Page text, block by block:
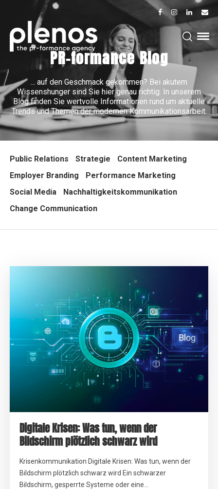
PR-formance Blog
... auf den Geschmack gekommen? Bei akutem
Wissenshunger sind Sie hier genau richtig: In unserem
Blog finden Sie wertvolle Informationen rund um aktuelle
Trends und Themen der modernen Kommunikationsarbeit.
Public Relations Strategie
Content Marketing
Employer Branding
Performance Marketing
Social Media
Nachhaltigkeitskommunikation
Change Communication
Digitale Krisen: Was tun, wenn der
Bildschirm plötzlich schwarz wird
Krisenkommunikation Digitale Krisen: Was tun, wenn der
Bildschirm plötzlich schwarz wird Ein schwarzer
Bildschirm, gesperrte Systeme oder eine...